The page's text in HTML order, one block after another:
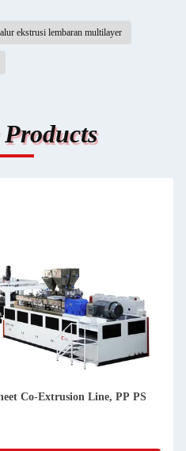
ekstrusi lembaran multilayer
Co-Extrusion Line, PP PS